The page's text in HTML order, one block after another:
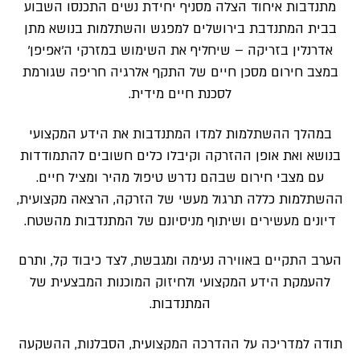
מתנדבות איחוד הצלה מסניף יחידת נשים התכנסו השבוע
בבית המתנדבת בירושלים למפגש והשתלמות בנושא מתן
אדרנלין בזריקה – שיחליף את השימוש במזרקי ה’אפיפן’
במצב חירום מסכן חיים של התקף אלרגיה חריפה שגורמת
לסכנת חיים מידית.
במהלך ההשתלמות למדו המתנדבות את הידע המקצועי
בנושא ואת אופן ההזרקה וקיבלו כלים חשובים להתמודדות
עם מצבי חירום שבהם נדרש טיפול מהיר ומציל חיים.
ההשתלמות כללה תרגול מעשי של הזרקה, הרצאה מקצועית,
דיונים מעשירים ושיתוף מניסיונם של המתנדבות מהשטח.
הערב התקיים באווירה נעימה ומגבשת, לצד כיבוד קל, ותרם
להעמקת הידע המקצועי ולחיזוק המוכנות המבצעית של
המתנדבות.
תודה למדריכה על ההדרכה המקצועית, הסבלנות, ההשקעה